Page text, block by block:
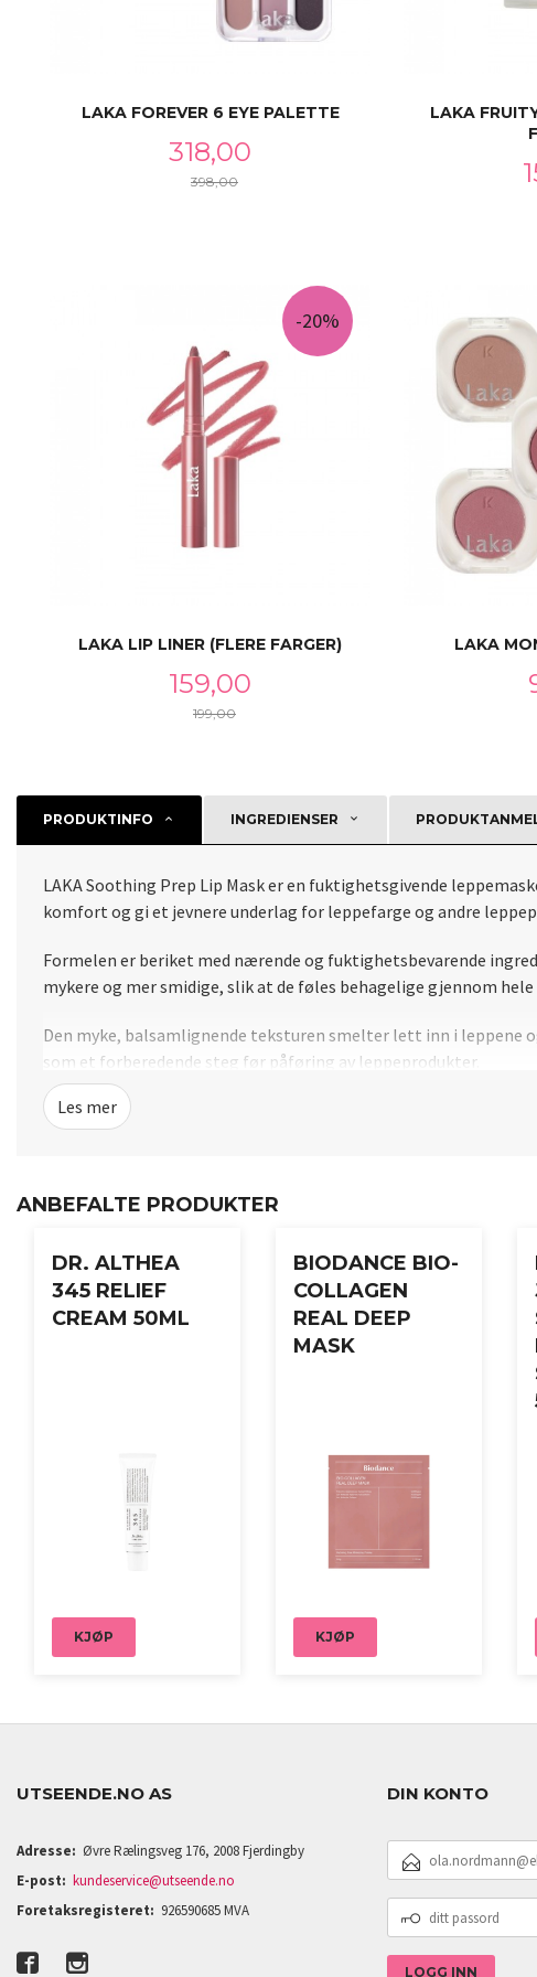
LAKA FOREVER 6 EYE PALETTE
Tilbud
318,00
398,00
LAKA
LAKA LIP LINER (FLERE FARGER)
Tilbud
159,00
199,00
-20%
LAKA
PRODUKTINFO
INGREDIENSER
LAKA Soothing Prep Lip Mask er en fuktighetsgivende
komfort og gi et jevnere underlag for leppefarge og andre
Formelen er beriket med nærende og fuktighetsbevarende
mykere og mer smidige, slik at de føles behagelige gjennom hele
Den myke, balsamlignende teksturen smelter lett inn i leppene
som et forberedende steg før påføring av leppeprodukter.
Ved regelmessig bruk vil leppene fremstå glattere, mer velpleide
Les mer
ANBEFALTE PRODUKTER
DR. ALTHEA
345 RELIEF
CREAM 50ML
KJØP
BIODANCE BIO-
COLLAGEN
REAL DEEP
MASK
KJØP
UTSEENDE.NO AS
Adresse: Øvre Rælingsveg 176, 2008 Fjerdingby
E-post: kundeservice@utseende.no
Foretaksregisteret: 926590685 MVA
DIN KONTO
POSTADRESSE
PASSORD